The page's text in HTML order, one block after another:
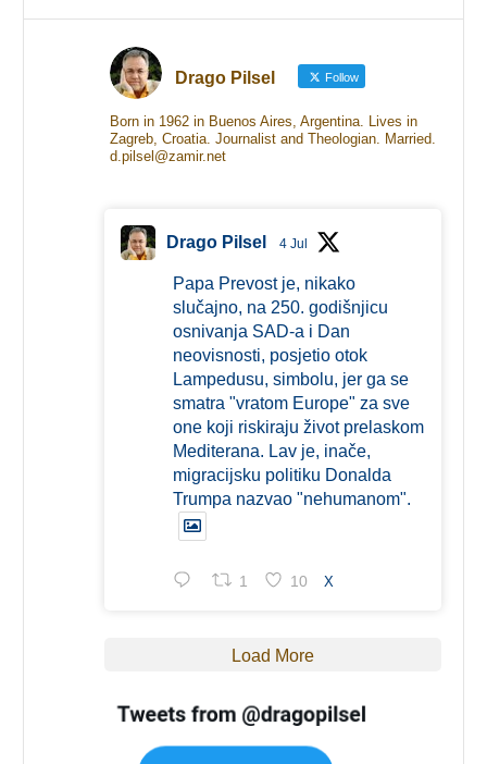
Drago Pilsel Follow
Born in 1962 in Buenos Aires, Argentina. Lives in
Zagreb, Croatia. Journalist and Theologian. Married.
d.pilsel@zamir.net
Drago Pilsel 4 Jul
Papa Prevost je, nikako
slučajno, na 250. godišnjicu
osnivanja SAD-a i Dan
neovisnosti, posjetio otok
Lampedusu, simbolu, jer ga se
smatra "vratom Europe" za sve
one koji riskiraju život prelaskom
Mediterana. Lav je, inače,
migracijsku politiku Donalda
Trumpa nazvao "nehumanom".
1 10 X
Load More